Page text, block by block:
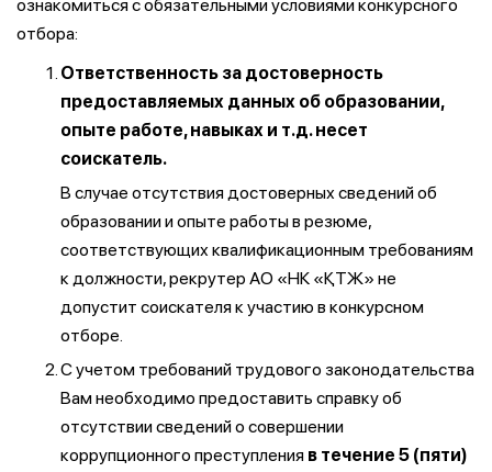
ознакомиться с обязательными условиями конкурсного
отбора:
Ответственность за достоверность
предоставляемых данных об образовании,
опыте работе, навыках и т.д. несет
соискатель.
В случае отсутствия достоверных сведений об
образовании и опыте работы в резюме,
соответствующих квалификационным требованиям
к должности, рекрутер АО «НК «ҚТЖ» не
допустит соискателя к участию в конкурсном
отборе.
С учетом требований трудового законодательства
Вам необходимо предоставить справку об
отсутствии сведений о совершении
коррупционного преступления в течение 5 (пяти)